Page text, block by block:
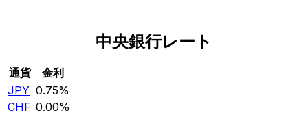
中央銀行レート
通貨
金利
JPY 0.75%
CHF 0.00%